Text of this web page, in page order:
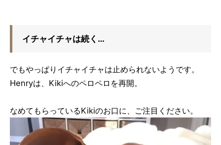
イチャイチャは続く…
でもやっぱりイチャイチャは止められないようです。
Henryは、Kikiへのペロペロを再開。
なめてもらっているKikiのお口に、ご注目ください。